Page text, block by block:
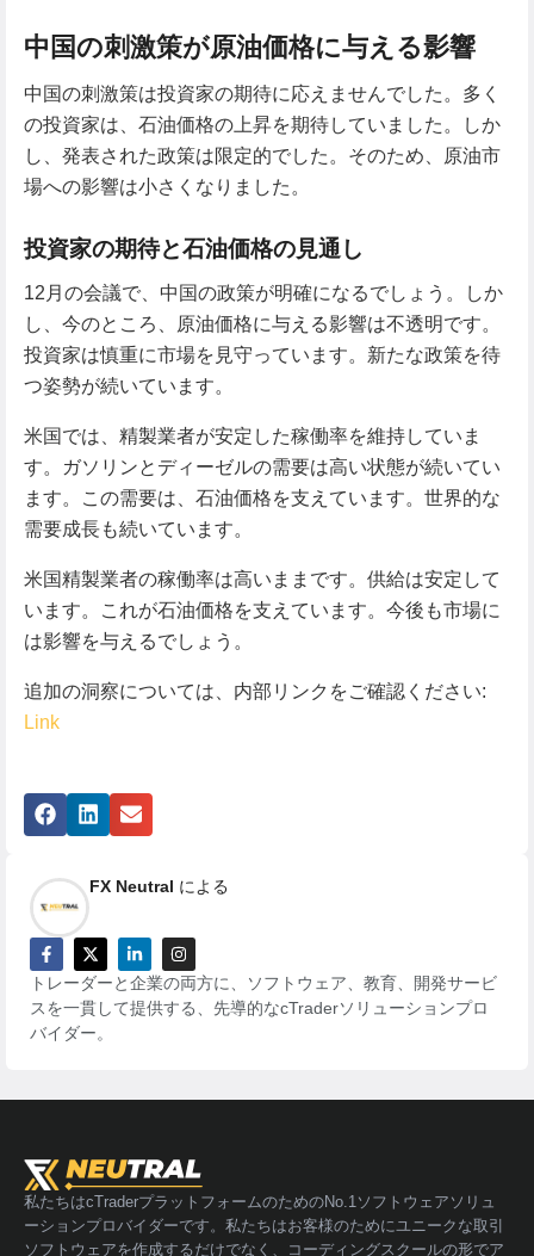
中国の刺激策が原油価格に与える影響
中国の刺激策は投資家の期待に応えませんでした。多く
の投資家は、石油価格の上昇を期待していました。しか
し、発表された政策は限定的でした。そのため、原油市
場への影響は小さくなりました。
投資家の期待と石油価格の見通し
12月の会議で、中国の政策が明確になるでしょう。しか
し、今のところ、原油価格に与える影響は不透明です。
投資家は慎重に市場を見守っています。新たな政策を待
つ姿勢が続いています。
米国では、精製業者が安定した稼働率を維持していま
す。ガソリンとディーゼルの需要は高い状態が続いてい
ます。この需要は、石油価格を支えています。世界的な
需要成長も続いています。
米国精製業者の稼働率は高いままです。供給は安定して
います。これが石油価格を支えています。今後も市場に
は影響を与えるでしょう。
追加の洞察については、内部リンクをご確認ください:
Link
FX Neutral による
トレーダーと企業の両方に、ソフトウェア、教育、開発サービ
スを一貫して提供する、先導的なcTraderソリューションプロ
バイダー。
私たちはcTraderプラットフォームのためのNo.1ソフトウェアソリュ
ーションプロバイダーです。私たちはお客様のためにユニークな取引
ソフトウェアを作成するだけでなく、コーディングスクールの形でア